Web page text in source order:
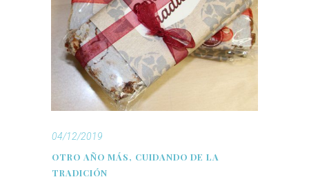
04/12/2019
OTRO AÑO MÁS, CUIDANDO DE LA
TRADICIÓN